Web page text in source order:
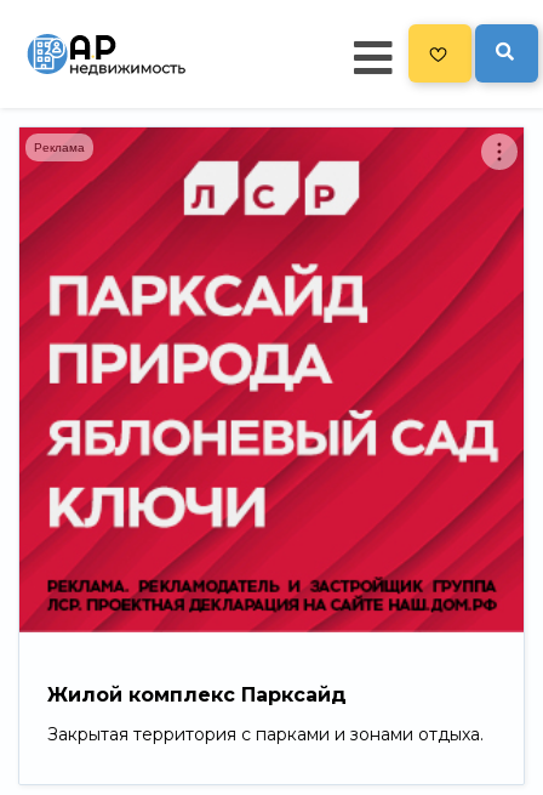
Главная
Все новостройки 3300
Новостройки на карте
Блог
Черный список ЖК
Рекламодателям
Политика конфиденциальности
Карта сайта
Жилой комплекс Парксайд
Закрытая территория с парками и зонами отдыха.
Реклама